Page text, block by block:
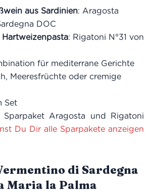
aus Sardinien: Aragosta
DOC
: Rigatoni N°31 von
für mediterrane Gerichte
Meeresfrüchte oder cremige
Set
Aragosta und Rigatoni
Du Dir alle Sparpakete anzeigen
di Sardegna
Maria la Palma